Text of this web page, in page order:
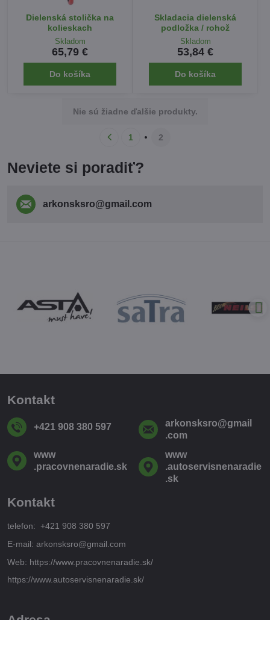
Dielenská stolička na
kolieskach
Skladom
65,79 €
Do košíka
Skladacia dielenská
podložka / rohož
Skladom
53,84 €
Do košíka
Nie sú žiadne ďalšie produkty.
1 2
Neviete si poradiť?
arkonsksro​@gmail​.com
Kontakt
+421 908 380 597
arkonsksro​@gmail​
.com
www​
.pracovnenaradie​.sk
www​
.autoservisnenaradie​
.sk
Kontakt
telefon: +421 908 380 597
E-mail: arkonsksro@gmail.com
Web: https://www.pracovnenaradie.sk/
https://www.autoservisnenaradie.sk/
Adresa